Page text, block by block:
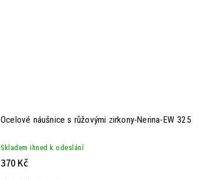
Ocelové náušnice s růžovými zirkony-Nerina-EW 325
Skladem ihned k odeslání
370 Kč